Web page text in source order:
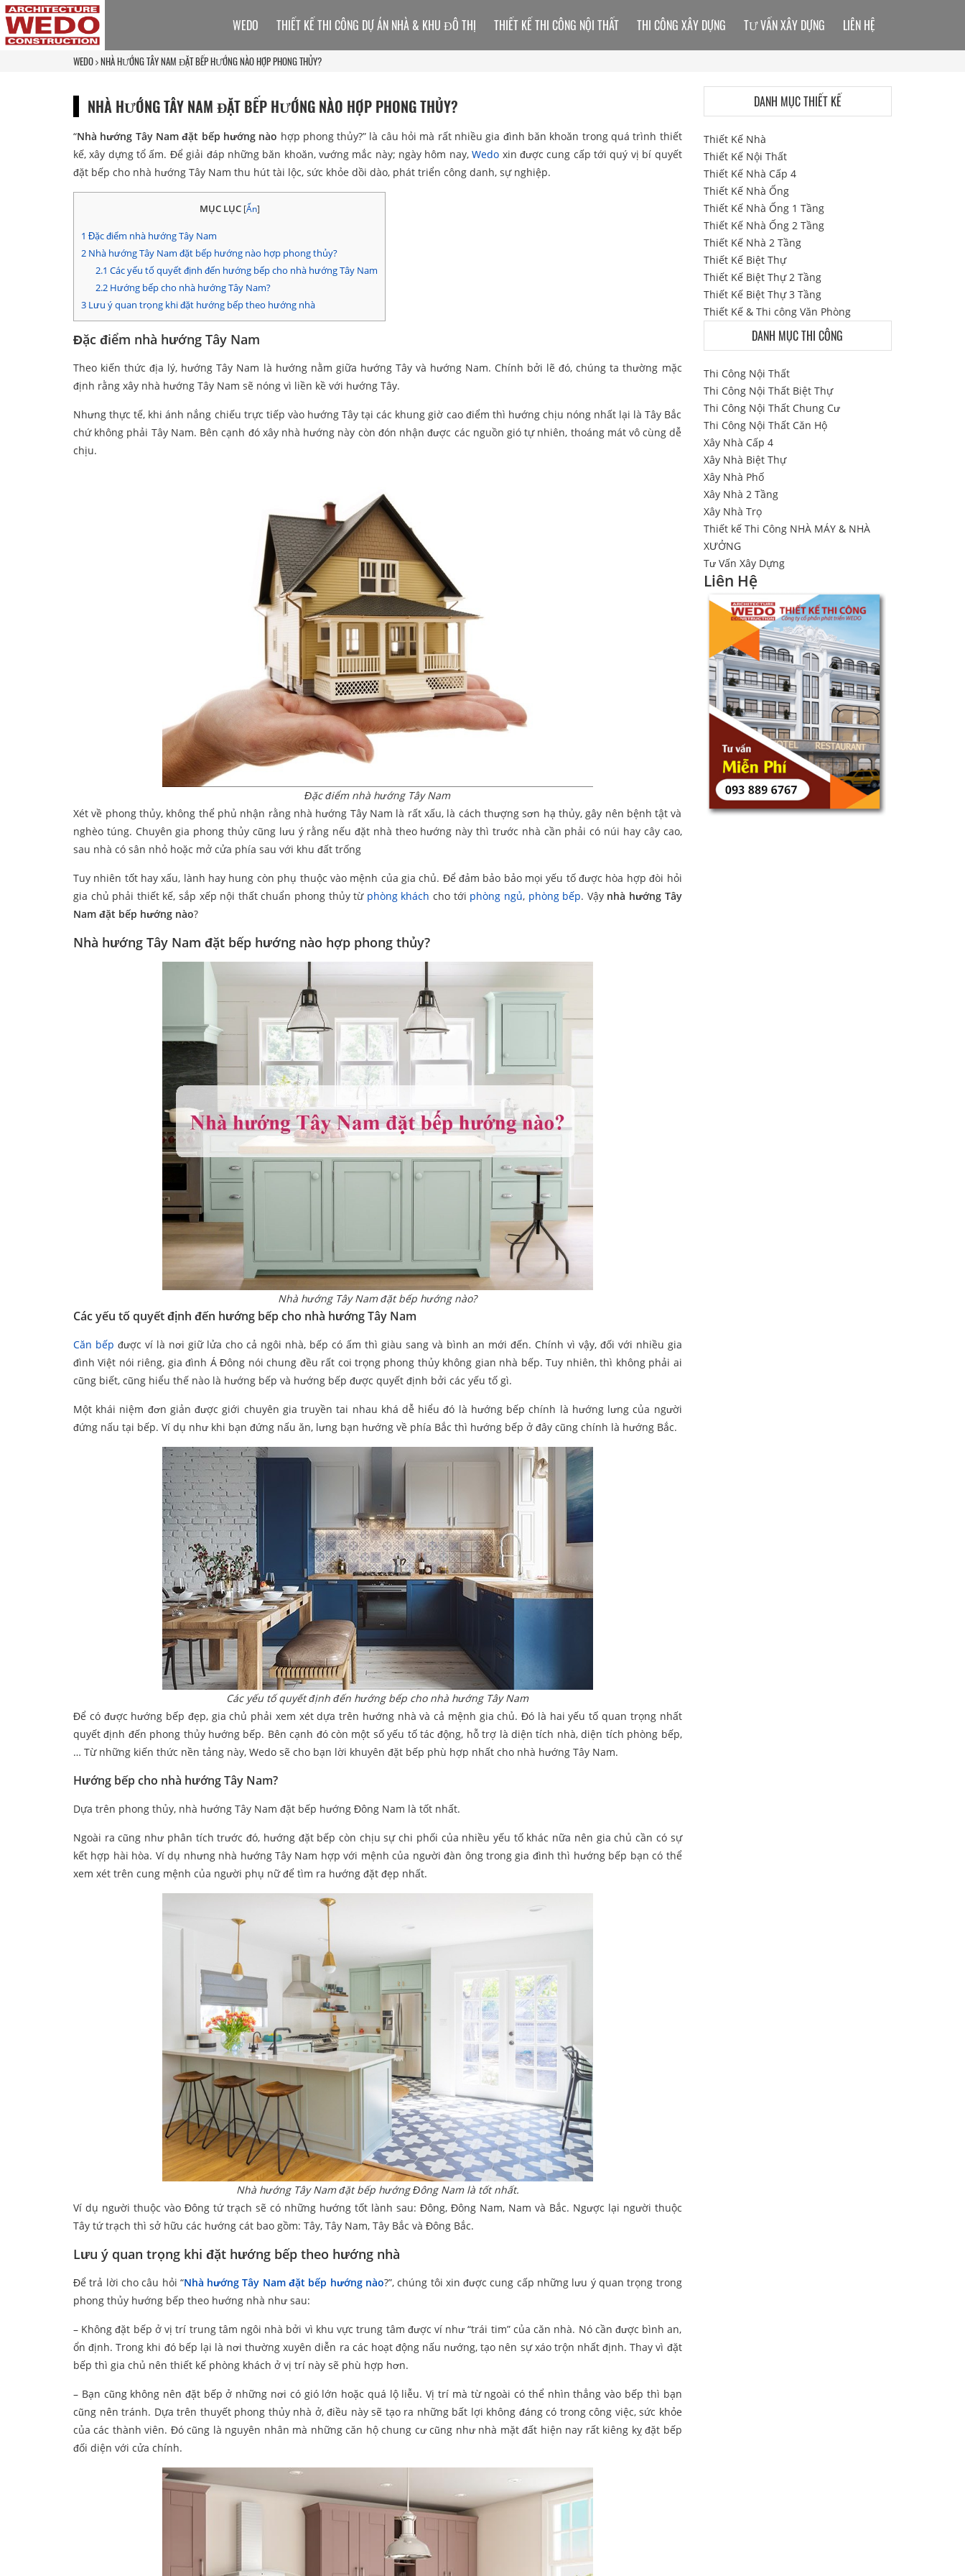
WEDO NHÀ HƯỚNG TÂY NAM ĐẶT BẾP HƯỚNG NÀO HỢP PHONG THỦY?
NHÀ HƯỚNG TÂY NAM ĐẶT BẾP HƯỚNG NÀO HỢP PHONG THỦY?
“Nhà hướng Tây Nam đặt bếp hướng nào hợp phong thủy?” là câu hỏi mà rất nhiều gia đình băn khoăn trong quá trình thiết
kế, xây dựng tổ ấm. Để giải đáp những băn khoăn, vướng mắc này; ngày hôm nay,Wedo xin được cung cấp tới quý vị bí quyết
đặt bếp cho nhà hướng Tây Nam thu hút tài lộc, sức khỏe dồi dào, phát triển công danh, sự nghiệp.
MỤC LỤC [Ẩn]
1 Đặc điểm nhà hướng Tây Nam
2 Nhà hướng Tây Nam đặt bếp hướng nào hợp phong thủy?
2.1 Các yếu tố quyết định đến hướng bếp cho nhà hướng Tây Nam
2.2Hướng bếp cho nhà hướng Tây Nam?
3 Lưu ý quan trọng khi đặt hướng bếp theo hướng nhà
Đặc điểm nhà hướng Tây Nam
Theo kiến thức địa lý, hướng Tây Nam là hướng nằm giữa hướng Tây và hướng Nam. Chính bởi lẽ đó, chúng ta thường mặc
định rằng xây nhà hướng Tây Nam sẽ nóng vì liền kề với hướng Tây.
Nhưng thực tế, khi ánh nắng chiếu trực tiếp vào hướng Tây tại các khung giờ cao điểm thì hướng chịu nóng nhất lại là Tây Bắc
chứ không phải Tây Nam. Bên cạnh đó xây nhà hướng này còn đón nhận được các nguồn gió tự nhiên, thoáng mát vô cùng dễ
chịu.
Đặc điểm nhà hướng Tây Nam
Xét về phong thủy, không thể phủ nhận rằng nhà hướng Tây Nam là rất xấu, là cách thượng sơn hạ thủy, gây nên bệnh tật và
nghèo túng. Chuyên gia phong thủy cũng lưu ý rằng nếu đặt nhà theo hướng này thì trước nhà cần phải có núi hay cây cao,
sau nhà có sân nhỏ hoặc mở cửa phía sau với khu đất trống
Tuy nhiên tốt hay xấu, lành hay hung còn phụ thuộc vào mệnh của gia chủ. Để đảm bảo bảo mọi yếu tố được hòa hợp đòi hỏi
gia chủ phải thiết kế, sắp xếp nội thất chuẩn phong thủy từ phòng kháchcho tới phòng ngủ, phòng bếp. Vậy nhà hướng Tây
Nam đặt bếp hướng nào?
Nhà hướng Tây Nam đặt bếp hướng nào hợp phong thủy?
Nhà hướng Tây Nam đặt bếp hướng nào?
Các yếu tố quyết định đến hướng bếp cho nhà hướng Tây Nam
Căn bếp được ví là nơi giữ lửa cho cả ngôi nhà, bếp có ấm thì giàu sang và bình an mới đến. Chính vì vậy, đối với nhiều gia
đình Việt nói riêng, gia đình Á Đông nói chung đều rất coi trọng phong thủy không gian nhà bếp. Tuy nhiên, thì không phải ai
cũng biết, cũng hiểu thế nào là hướng bếp và hướng bếp được quyết định bởi các yếu tố gì.
Một khái niệm đơn giản được giới chuyên gia truyền tai nhau khá dễ hiểu đó là hướng bếp chính là hướng lưng của người
đứng nấu tại bếp. Ví dụ như khi bạn đứng nấu ăn, lưng bạn hướng về phía Bắc thì hướng bếp ở đây cũng chính là hướng Bắc.
Các yếu tố quyết định đến hướng bếp cho nhà hướng Tây Nam
Để có được hướng bếp đẹp, gia chủ phải xem xét dựa trên hướng nhà và cả mệnh gia chủ. Đó là hai yếu tố quan trọng nhất
quyết định đến phong thủy hướng bếp. Bên cạnh đó còn một số yếu tố tác động, hỗ trợ là diện tích nhà, diện tích phòng bếp,
… Từ những kiến thức nền tảng này, Wedo sẽ cho bạn lời khuyên đặt bếp phù hợp nhất cho nhà hướng Tây Nam.
Hướng bếp cho nhà hướng Tây Nam?
Dựa trên phong thủy, nhà hướng Tây Nam đặt bếp hướng Đông Nam là tốt nhất.
Ngoài ra cũng như phân tích trước đó, hướng đặt bếp còn chịu sự chi phối của nhiều yếu tố khác nữa nên gia chủ cần có sự
kết hợp hài hòa. Ví dụ nhưng nhà hướng Tây Nam hợp với mệnh của người đàn ông trong gia đình thì hướng bếp bạn có thể
xem xét trên cung mệnh của người phụ nữ để tìm ra hướng đặt đẹp nhất.
Nhà hướng Tây Nam đặt bếp hướng Đông Nam là tốt nhất.
Ví dụ người thuộc vào Đông tứ trạch sẽ có những hướng tốt lành sau: Đông, Đông Nam, Nam và Bắc. Ngược lại người thuộc
Tây tứ trạch thì sở hữu các hướng cát bao gồm: Tây, Tây Nam, Tây Bắc và Đông Bắc.
Lưu ý quan trọng khi đặt hướng bếp theo hướng nhà
Để trả lời cho câu hỏi “Nhà hướng Tây Nam đặt bếp hướng nào?”, chúng tôi xin được cung cấp những lưu ý quan trọng trong
phong thủy hướng bếp theo hướng nhà như sau:
– Không đặt bếp ở vị trí trung tâm ngôi nhà bởi vì khu vực trung tâm được ví như “trái tim” của căn nhà. Nó cần được bình an,
ổn định. Trong khi đó bếp lại là nơi thường xuyên diễn ra các hoạt động nấu nướng, tạo nên sự xáo trộn nhất định. Thay vì đặt
bếp thì gia chủ nên thiết kế phòng khách ở vị trí này sẽ phù hợp hơn.
– Bạn cũng không nên đặt bếp ở những nơi có gió lớn hoặc quá lộ liễu. Vị trí mà từ ngoài có thể nhìn thẳng vào bếp thì bạn
cũng nên tránh. Dựa trên thuyết phong thủy nhà ở, điều này sẽ tạo ra những bất lợi không đáng có trong công việc, sức khỏe
của các thành viên. Đó cũng là nguyên nhân mà những căn hộ chung cư cũng như nhà mặt đất hiện nay rất kiêng kỵ đặt bếp
đối diện với cửa chính.
WEDO THIẾT KẾ THI CÔNG DỰ ÁN NHÀ & KHU ĐÔ THỊ THIẾT KẾ THI CÔNG NỘI THẤT THI CÔNG XÂY DỰNG TƯ VẤN XÂY DỰNG LIÊN HỆ
DANH MỤC THIẾT KẾ
Thiết Kế Nhà
Thiết Kế Nội Thất
Thiết Kế Nhà Cấp 4
Thiết Kế Nhà Ống
Thiết Kế Nhà Ống 1 Tầng
Thiết Kế Nhà Ống 2 Tầng
Thiết Kế Nhà 2 Tầng
Thiết Kế Biệt Thự
Thiết Kế Biệt Thự 2 Tầng
Thiết Kế Biệt Thự 3 Tầng
Thiết Kế & Thi công Văn Phòng
DANH MỤC THI CÔNG
Thi Công Nội Thất
Thi Công Nội Thất Biệt Thự
Thi Công Nội Thất Chung Cư
Thi Công Nội Thất Căn Hộ
Xây Nhà Cấp 4
Xây Nhà Biệt Thự
Xây Nhà Phố
Xây Nhà 2 Tầng
Xây Nhà Trọ
Thiết kế Thi Công NHÀ MÁY & NHÀ
XƯỞNG
Tư Vấn Xây Dựng
Liên Hệ